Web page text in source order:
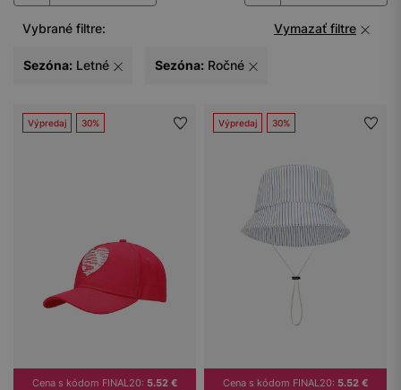
Vybrané filtre: Vymazať filtre
Sezóna: Letné Sezóna: Ročné
Výpredaj 30%
Cena s kódom FINAL20: 5.52 €
Výpredaj 30%
Cena s kódom FINAL20: 5.52 €